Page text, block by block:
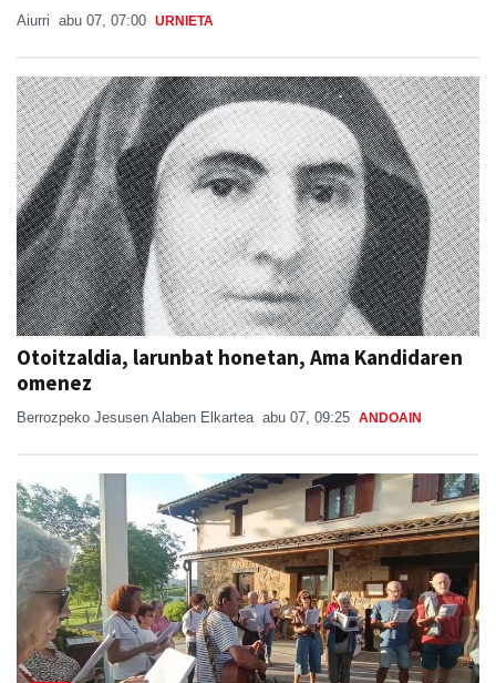
Aiurri abu 07, 07:00 URNIETA
Otoitzaldia, larunbat honetan, Ama Kandidaren
omenez
Berrozpeko Jesusen Alaben Elkartea abu 07, 09:25 ANDOAIN